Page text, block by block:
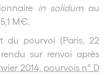
in solidumau
M€.
du pourvoi (Paris, 22
rendu sur renvoi après
2014, pourvois n° D